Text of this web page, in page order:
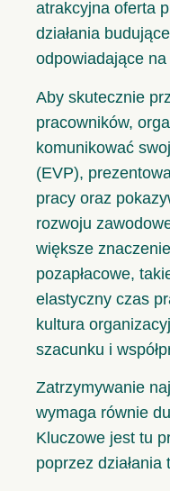
atrakcyjna oferta
działania
odpowiadające
Aby skutecznie
pracowników,
komunikować
(EVP),
pracy oraz
rozwoju
większe
pozapłacowe,
elastyczny czas
kultura
szacunku i
Zatrzymywanie
wymaga równie
Kluczowe jest tu
poprzez działania